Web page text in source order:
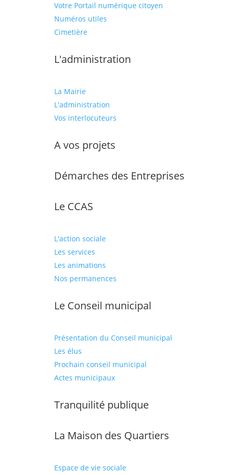
Votre Portail numérique citoyen
Numéros utiles
Cimetière
L'administration
La Mairie
L'administration
Vos interlocuteurs
A vos projets
Démarches des Entreprises
Le CCAS
L'action sociale
Les services
Les animations
Nos permanences
Le Conseil municipal
Présentation du Conseil municipal
Les élus
Prochain conseil municipal
Actes municipaux
Tranquilité publique
La Maison des Quartiers
Espace de vie sociale